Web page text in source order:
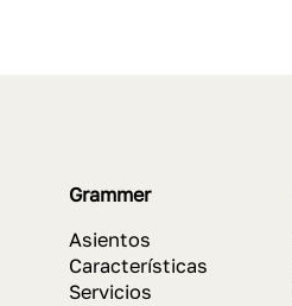
Grammer
Asientos
Características
Servicios